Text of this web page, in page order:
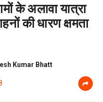
के अलावा यात्रा
की धारण क्षमता
Kumar Bhatt